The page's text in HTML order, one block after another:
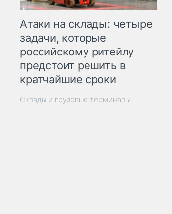
Атаки на склады: четыре
задачи, которые
российскому ритейлу
предстоит решить в
кратчайшие сроки
Склады и грузовые терминалы